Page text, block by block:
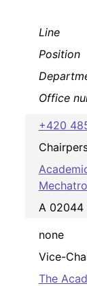
Line
Position
Office
+420
A 02044
none
Vice-
The